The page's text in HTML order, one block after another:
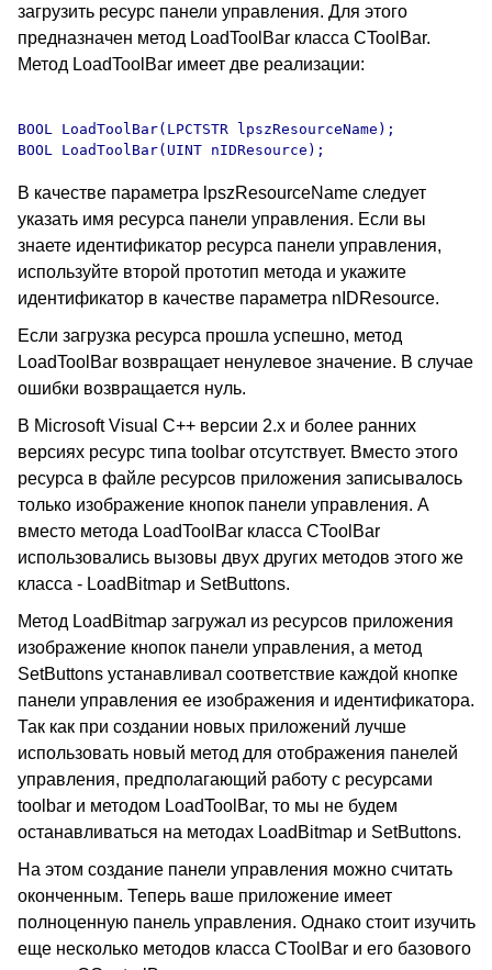
загрузить ресурс панели управления. Для этого
предназначен метод LoadToolBar класса CToolBar.
Метод LoadToolBar имеет две реализации:
BOOL LoadToolBar(LPCTSTR lpszResourceName);
В качестве параметра lpszResourceName следует
указать имя ресурса панели управления. Если вы
знаете идентификатор ресурса панели управления,
используйте второй прототип метода и укажите
идентификатор в качестве параметра nIDResource.
Если загрузка ресурса прошла успешно, метод
LoadToolBar возвращает ненулевое значение. В случае
ошибки возвращается нуль.
В Microsoft Visual C++ версии 2.х и более ранних
версиях ресурс типа toolbar отсутствует. Вместо этого
ресурса в файле ресурсов приложения записывалось
только изображение кнопок панели управления. А
вместо метода LoadToolBar класса CToolBar
использовались вызовы двух других методов этого же
класса - LoadBitmap и SetButtons.
Метод LoadBitmap загружал из ресурсов приложения
изображение кнопок панели управления, а метод
SetButtons устанавливал соответствие каждой кнопке
панели управления ее изображения и идентификатора.
Так как при создании новых приложений лучше
использовать новый метод для отображения панелей
управления, предполагающий работу с ресурсами
toolbar и методом LoadToolBar, то мы не будем
останавливаться на методах LoadBitmap и SetButtons.
На этом создание панели управления можно считать
оконченным. Теперь ваше приложение имеет
полноценную панель управления. Однако стоит изучить
еще несколько методов класса CToolBar и его базового